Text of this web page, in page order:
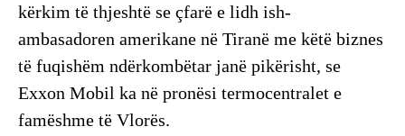
kërkim të thjeshtë se çfarë e lidh ish-
ambasadoren amerikane në Tiranë me këtë biznes
të fuqishëm ndërkombëtar janë pikërisht, se
Exxon Mobil ka në pronësi termocentralet e
famëshme të Vlorës.